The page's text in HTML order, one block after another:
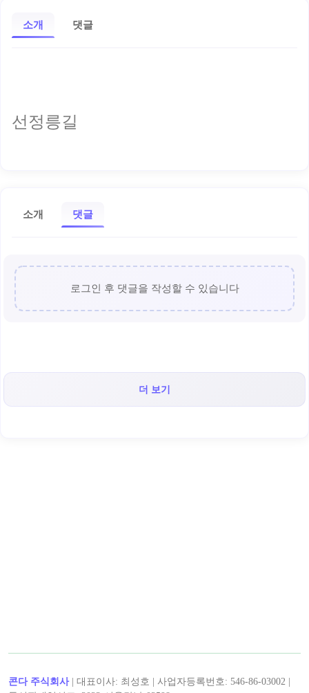
소개 댓글
선정릉길
소개 댓글
로그인 후 댓글을 작성할 수 있습니다
더 보기
콘다 주식회사| 대표이사: 최성호 | 사업자등록번호: 546-86-03002 |